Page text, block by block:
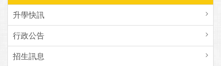
升學快訊
行政公告
招生訊息